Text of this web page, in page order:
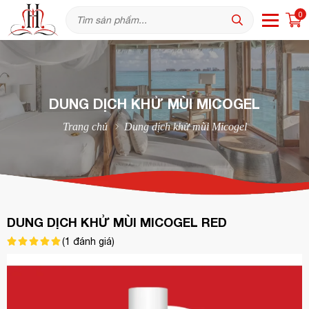
0
DUNG DỊCH KHỬ MÙI MICOGEL
Trang chủ Dung dịch khử mùi Micogel
DUNG DỊCH KHỬ MÙI MICOGEL RED
(1 đánh giá)